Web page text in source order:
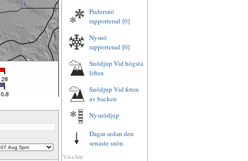
Pudersnö
rapporterad [0]
Nysnö
rapporterad [0]
Snödjup Vid högsta
liften
Snödjup Vid foten
av backen
Nysnödjup
Dagar sedan den
senaste snön
Visa här: